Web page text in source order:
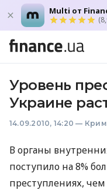
Multi от
Уровень
Украине
14.09.2010, 14:20 —
В органы
поступило на 8%
преступлениях,